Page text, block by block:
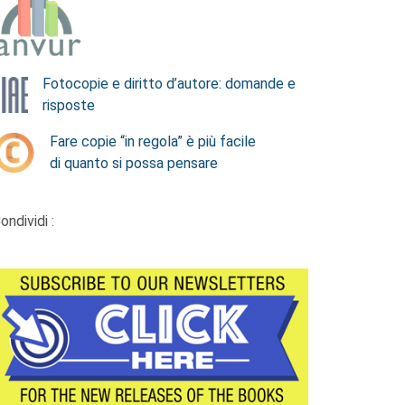
Fotocopie e diritto d’autore: domande e
risposte
Fare copie “in regola” è più facile
di quanto si possa pensare
: